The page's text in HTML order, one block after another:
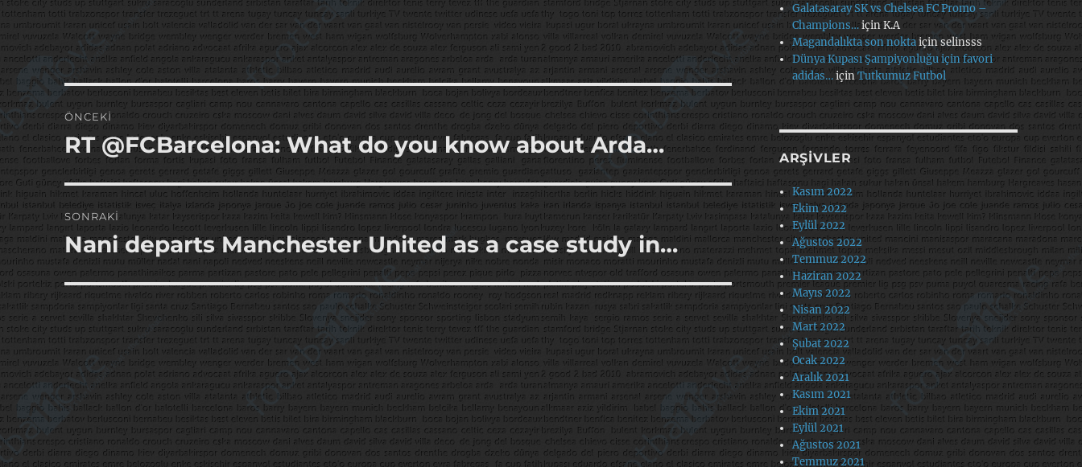
Yazı
gezinmesi
ÖNCEKI
Önceki
yazı:
RT @FCBarcelona: What do you know about Arda…
SONRAKI
Sonraki
yazı:
Nani departs Manchester United as a case study in…
Galatasaray SK vs Chelsea FC Promo –
Champions…içinK.A
Magandalıkta son noktaiçinselinsss
Dünya Kupası Şampiyonluğu için favori
adidas…içinTutkumuz Futbol
ARŞIVLER
Kasım 2022
Ekim 2022
Eylül 2022
Ağustos 2022
Temmuz 2022
Haziran 2022
Mayıs 2022
Nisan 2022
Mart 2022
Şubat 2022
Ocak 2022
Aralık 2021
Kasım 2021
Ekim 2021
Eylül 2021
Ağustos 2021
Temmuz 2021